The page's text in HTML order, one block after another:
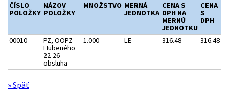
ČÍSLO
POLOŽKY
NÁZOV
POLOŽKY
MNOŽSTVO MERNÁ
JEDNOTKA
CENA S
DPH NA
MERNÚ
JEDNOTKU
CENA
S
DPH
00010
PZ, OOPZ
Hubeného
22-26 -
obsluha
1.000 LE 316.48 316.48
» Späť